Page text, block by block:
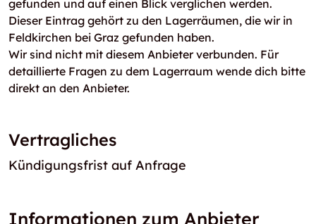
gefunden und auf einen Blick verglichen werden.
Dieser Eintrag gehört zu den Lagerräumen, die wir in
Feldkirchen bei Graz gefunden haben.
Wir sind nicht mit diesem Anbieter verbunden. Für
detaillierte Fragen zu dem Lagerraum wende dich bitte
direkt an den Anbieter.
Vertragliches
Kündigungsfrist auf Anfrage
Informationen zum Anbieter